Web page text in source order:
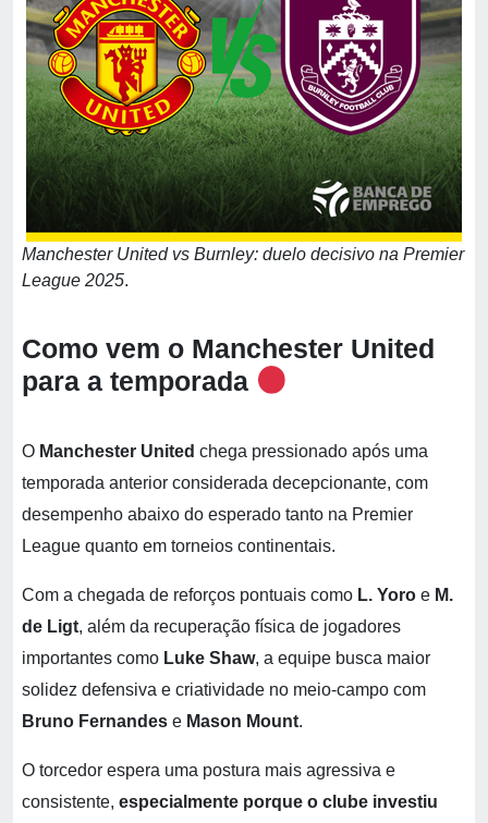
Manchester United vs Burnley: duelo decisivo na Premier
League 2025.
Como vem o Manchester United
para a temporada
O Manchester United chega pressionado após uma
temporada anterior considerada decepcionante, com
desempenho abaixo do esperado tanto na Premier
League quanto em torneios continentais.
Com a chegada de reforços pontuais como L. Yoro e M.
de Ligt, além da recuperação física de jogadores
importantes como Luke Shaw, a equipe busca maior
solidez defensiva e criatividade no meio-campo com
Bruno Fernandes e Mason Mount.
O torcedor espera uma postura mais agressiva e
consistente, especialmente porque o clube investiu